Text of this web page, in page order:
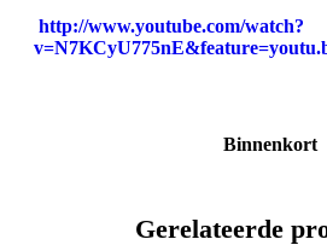
http://www.youtube.com/watch?
Binnenkort
Gerelateerde